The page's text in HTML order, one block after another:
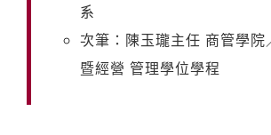
系
次筆：陳玉瓏主任 商管學院
暨經營 管理學位學程